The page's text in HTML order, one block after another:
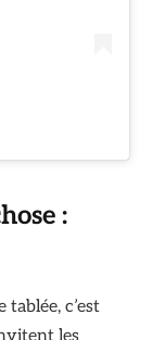
:
c’est
les